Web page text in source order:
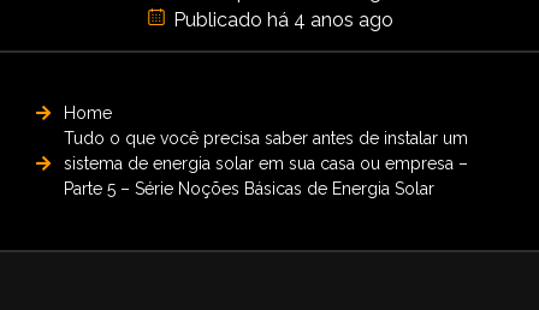
Publicado há 4 anos ago
Home
Tudo o que você precisa saber antes de instalar um
sistema de energia solar em sua casa ou empresa –
Parte 5 – Série Noções Básicas de Energia Solar